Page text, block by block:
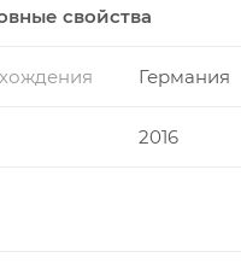
свойства
Германия
2016